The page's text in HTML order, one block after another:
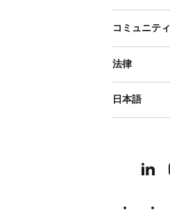
コミュニティ
法律
日本語